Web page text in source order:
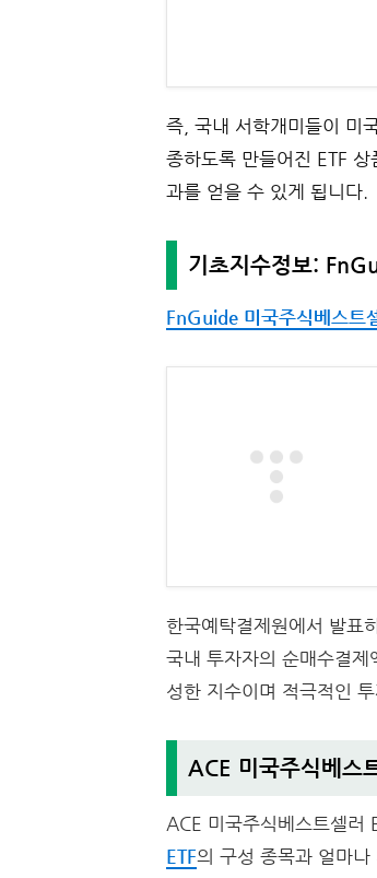
즉, 국내 서학개미들이 미
종하도록 만들어진 ETF
과를 얻을 수 있게 됩니다.
기초지수정보:
FnGuide 미국주식베스트
한국예탁결제원에서 발표
국내 투자자의 순매수결
성한 지수이며 적극적인
ACE 미국주식베스
ACE 미국주식베스트셀러
ETF의 구성 종목과 얼마나